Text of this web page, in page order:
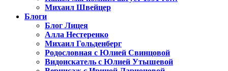
Михаил Швейцер
Блоги
Блог Лицея
Алла Нестеренко
Михаил Гольденберг
Родословная с Юлией Свинцовой
Видоискатель с Юлией Утышевой